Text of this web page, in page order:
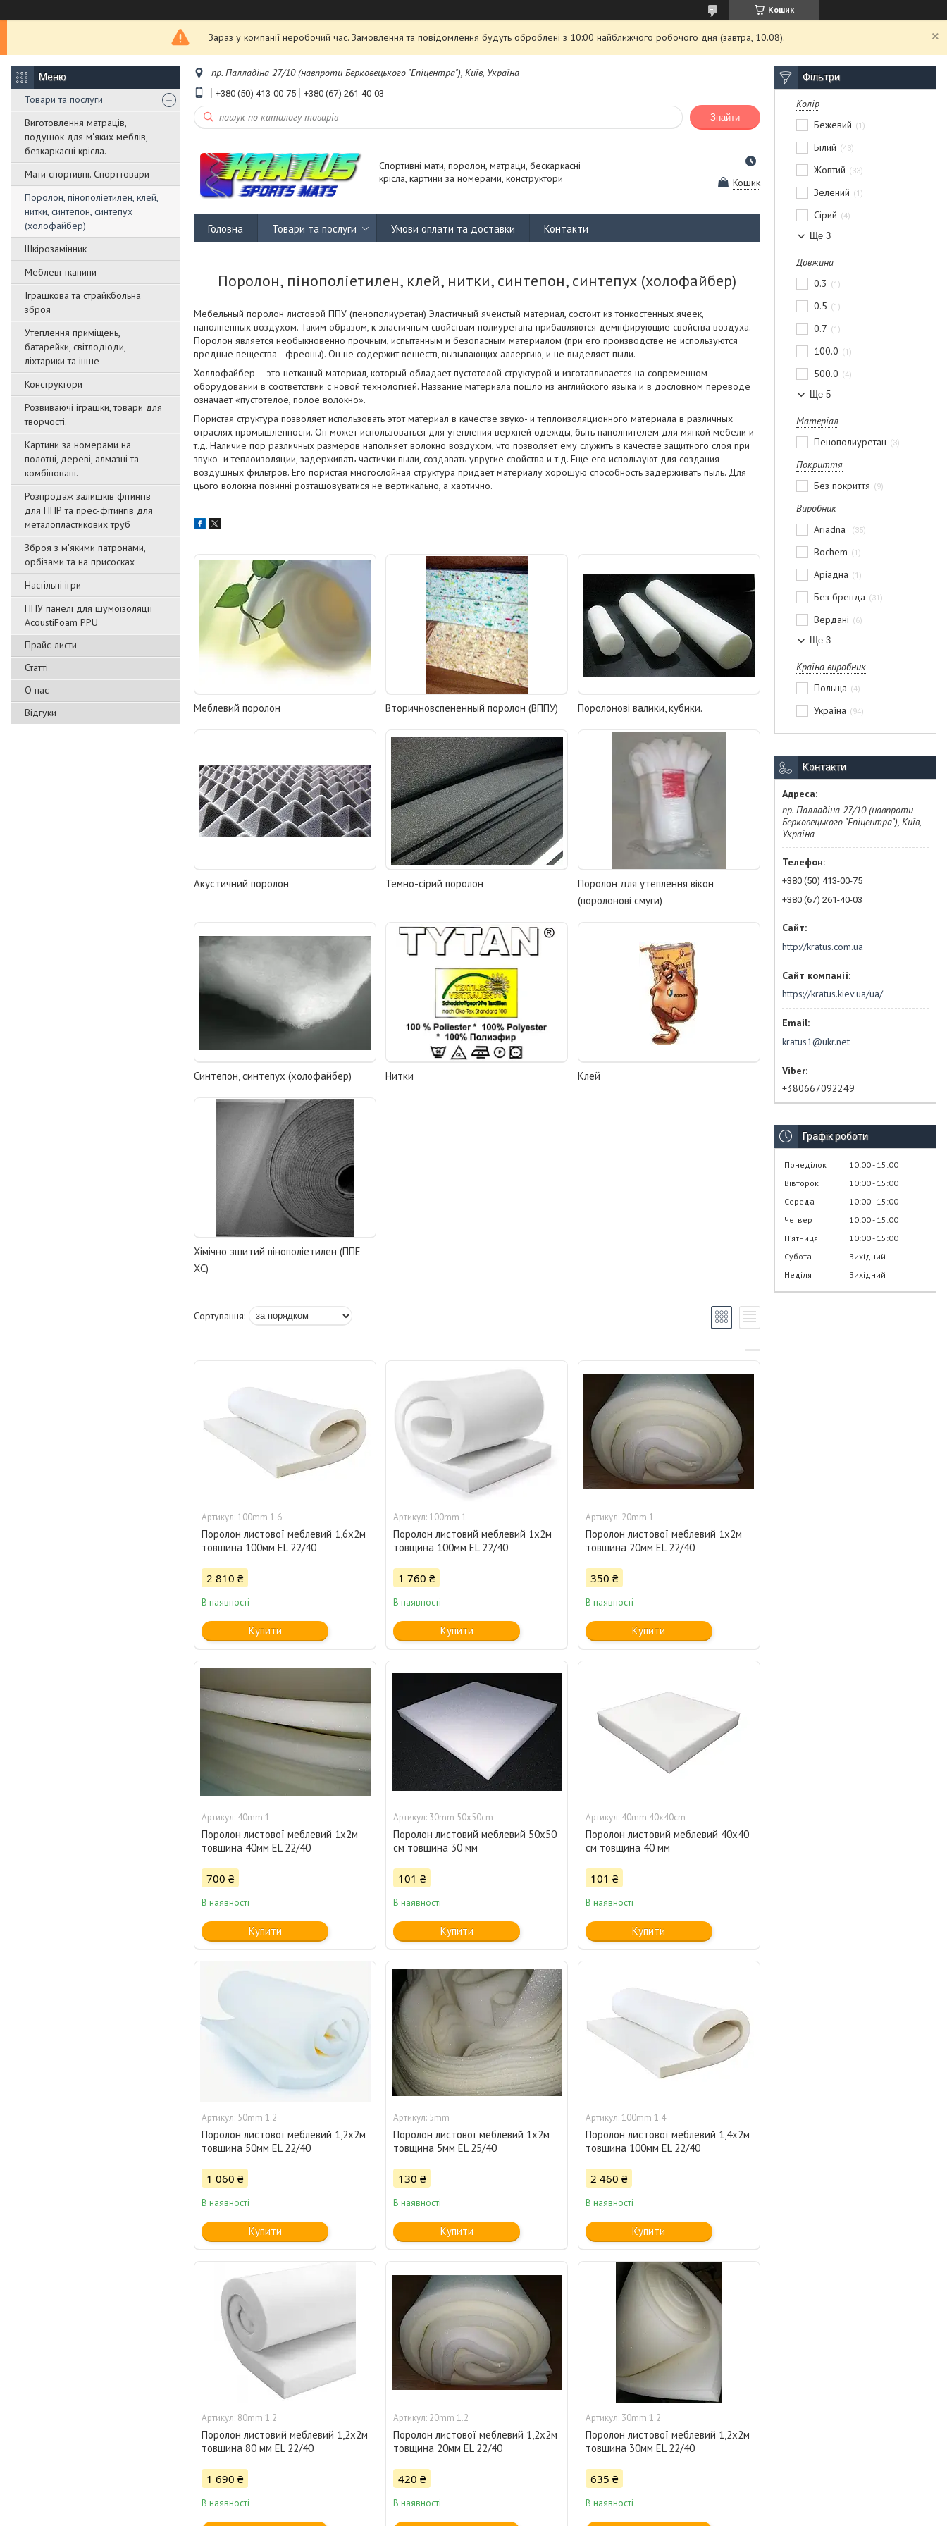
Кошик
Зараз у компанії неробочий час. Замовлення та повідомлення будуть оброблені з 10:00 найближчого робочого дня (завтра, 10.08).
Товари та послуги
Виготовлення матраців,
подушок для м'яких меблів,
безкаркасні крісла.
Мати спортивні. Спорттовари
Поролон, пінополіетилен, клей,
нитки, синтепон, синтепух
(холофайбер)
Шкірозамінник
Меблеві тканини
Іграшкова та страйкбольна
зброя
Утеплення приміщень,
батарейки, світлодіоди,
ліхтарики та інше
Конструктори
Розвиваючі іграшки, товари для
творчості.
Картини за номерами на
полотні, дереві, алмазні та
комбіновані.
Розпродаж залишків фітингів
для ППР та прес-фітингів для
металопластикових труб
Зброя з м'якими патронами,
орбізами та на присосках
Настільні ігри
ППУ панелі для шумоізоляції
AcoustiFoam PPU
Прайс-листи
Статті
О нас
Відгуки
пр. Палладіна 27/10 (навпроти Берковецького "Епіцентра"), Київ, Україна
+380 (50) 413-00-75 +380 (67) 261-40-03
Знайти
Спортивні мати, поролон, матраци, бескаркасні
крісла, картини за номерами, конструктори
Кошик
Головна Товари та послуги Умови оплати та доставки Контакти
Поролон, пінополіетилен, клей, нитки, синтепон, синтепух (холофайбер)
Мебельный поролон листовой ППУ (пенополиуретан) Эластичный ячеистый материал, состоит из тонкостенных ячеек,
наполненных воздухом. Таким образом, к эластичным свойствам полиуретана прибавляются демпфирующие свойства воздуха.
Поролон является необыкновенно прочным, испытанным и безопасным материалом (при его производстве не используются
вредные вещества—фреоны). Он не содержит веществ, вызывающих аллергию, и не выделяет пыли.
Холлофайбер – это нетканый материал, который обладает пустотелой структурой и изготавливается на современном
оборудовании в соответствии с новой технологией. Название материала пошло из английского языка и в дословном переводе
означает «пустотелое, полое волокно».
Пористая структура позволяет использовать этот материал в качестве звуко- и теплоизоляционного материала в различных
отраслях промышленности. Он может использоваться для утепления верхней одежды, быть наполнителем для мягкой мебели и
т.д. Наличие пор различных размеров наполняет волокно воздухом, что позволяет ему служить в качестве защитного слоя при
звуко- и теплоизоляции, задерживать частички пыли, создавать упругие свойства и т.д. Еще его используют для создания
воздушных фильтров. Его пористая многослойная структура придает материалу хорошую способность задерживать пыль. Для
цього волокна повинні розташовуватися не вертикально, а хаотично.
Меблевий поролон Вторичновспененный поролон (ВППУ) Поролонові валики, кубики.
Акустичний поролон Темно-сірий поролон
Поролон для утеплення вікон
(поролонові смуги)
Синтепон, синтепух (холофайбер) Нитки Клей
Хімічно зшитий пінополіетилен (ППЕ
ХС)
100mm 1.6
Поролон листової меблевий 1,6х2м
товщина 100мм EL 22/40
2 810 ₴
В наявності
Купити
100mm 1
Поролон листовий меблевий 1х2м
товщина 100мм EL 22/40
1 760 ₴
В наявності
Купити
20mm 1
Поролон листової меблевий 1х2м
товщина 20мм EL 22/40
350 ₴
В наявності
Купити
40mm 1
Поролон листової меблевий 1х2м
товщина 40мм EL 22/40
700 ₴
В наявності
Купити
30mm 50x50cm
Поролон листовий меблевий 50х50
см товщина 30 мм
101 ₴
В наявності
Купити
40mm 40x40cm
Поролон листовий меблевий 40х40
см товщина 40 мм
101 ₴
В наявності
Купити
50mm 1.2
Поролон листової меблевий 1,2х2м
товщина 50мм EL 22/40
1 060 ₴
В наявності
Купити
5mm
Поролон листової меблевий 1х2м
товщина 5мм EL 25/40
130 ₴
В наявності
Купити
100mm 1.4
Поролон листової меблевий 1,4х2м
товщина 100мм EL 22/40
2 460 ₴
В наявності
Купити
80mm 1.2
Поролон листовий меблевий 1,2х2м
товщина 80 мм EL 22/40
1 690 ₴
В наявності
20mm 1.2
Поролон листової меблевий 1,2х2м
товщина 20мм EL 22/40
420 ₴
В наявності
30mm 1.2
Поролон листової меблевий 1,2х2м
товщина 30мм EL 22/40
635 ₴
В наявності
Фільтри
Колір
Бежевий
1
Білий 43
Жовтий 33
Зелений 1
Сірий 4
Ще 3
Довжина
0.3
1
0.5 1
0.7 1
100.0 1
500.0 4
Ще 5
Матеріал
Пенополиуретан
3
Покриття
Без покриття
9
Виробник
Ariadna
35
Bochem 1
Аріадна 1
Без бренда 31
Вердані 6
Ще 3
Країна виробник
Польща
4
Україна 94
Контакти
пр. Палладіна 27/10 (навпроти
Берковецького "Епіцентра"), Київ,
Україна
+380 (50) 413-00-75
+380 (67) 261-40-03
http://kratus.com.ua
https://kratus.kiev.ua/ua/
kratus1@ukr.net
+380667092249
Графік роботи
Понеділок 10:00 15:00
Вівторок
10:00 15:00
Середа
10:00 15:00
Четвер
10:00 15:00
Пʼятниця
10:00 15:00
Субота
Вихідний
Неділя
Вихідний